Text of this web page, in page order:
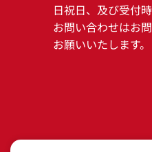
日祝日、及び受付
お問い合わせはお
お願いいたします。